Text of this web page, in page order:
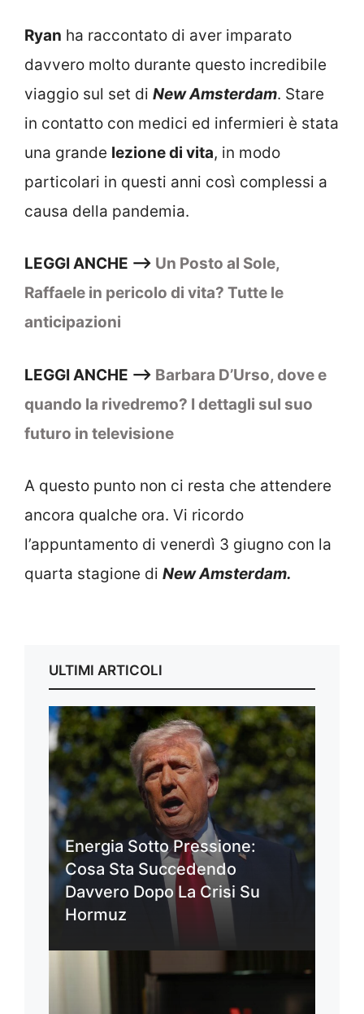
Ryan ha raccontato di aver imparato
davvero molto durante questo incredibile
viaggio sul set di New Amsterdam. Stare
in contatto con medici ed infermieri è stata
una grande lezione di vita, in modo
particolari in questi anni così complessi a
causa della pandemia.
LEGGI ANCHE –> Un Posto al Sole,
Raffaele in pericolo di vita? Tutte le
anticipazioni
LEGGI ANCHE –> Barbara D’Urso, dove e
quando la rivedremo? I dettagli sul suo
futuro in televisione
A questo punto non ci resta che attendere
ancora qualche ora. Vi ricordo
l’appuntamento di venerdì 3 giugno con la
quarta stagione di New Amsterdam.
ULTIMI ARTICOLI
Energia Sotto Pressione:
Cosa Sta Succedendo
Davvero Dopo La Crisi Su
Hormuz